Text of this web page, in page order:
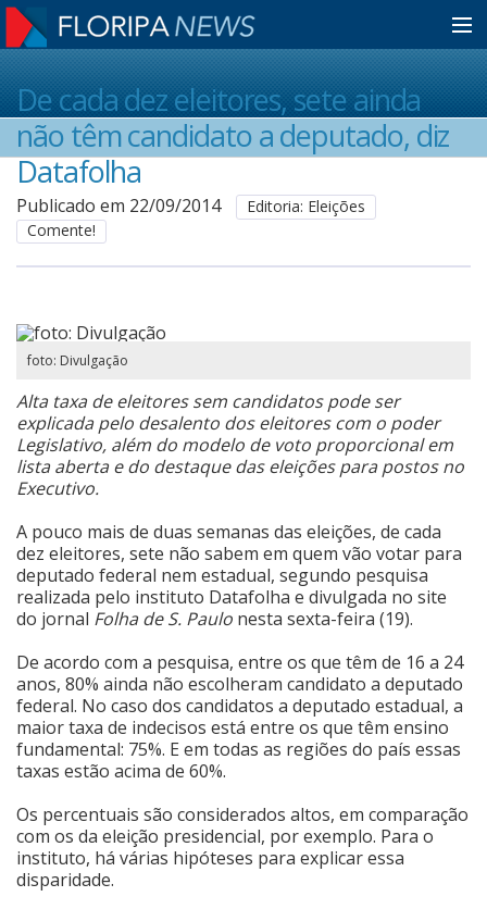
Home
Notícias
Colunistas
Anuncie
Cinema
Agenda Cultural
Anuncie
Fale Conosco
De cada dez eleitores, sete ainda
não têm candidato a deputado, diz
Datafolha
Publicado em 22/09/2014
Editoria: Eleições
Comente!
foto: Divulgação
Alta taxa de eleitores sem candidatos pode ser
explicada pelo desalento dos eleitores com o poder
Legislativo, além do modelo de voto proporcional em
lista aberta e do destaque das eleições para postos no
Executivo.
A pouco mais de duas semanas das eleições, de cada
dez eleitores, sete não sabem em quem vão votar para
deputado federal nem estadual, segundo pesquisa
realizada pelo instituto Datafolha e divulgada no site
do jornal Folha de S. Paulo nesta sexta-feira (19).
De acordo com a pesquisa, entre os que têm de 16 a 24
anos, 80% ainda não escolheram candidato a deputado
federal. No caso dos candidatos a deputado estadual, a
maior taxa de indecisos está entre os que têm ensino
fundamental: 75%. E em todas as regiões do país essas
taxas estão acima de 60%.
Os percentuais são considerados altos, em comparação
com os da eleição presidencial, por exemplo. Para o
instituto, há várias hipóteses para explicar essa
disparidade.